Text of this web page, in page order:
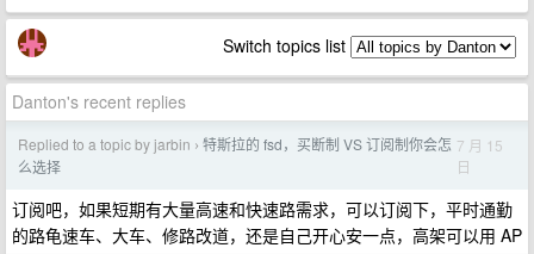
Switch topics list
Danton's recent replies
Replied to a topic by jarbin › 特斯拉的 fsd，买断制 VS 订阅制你会怎
么选择
7 月 15
日
订阅吧，如果短期有大量高速和快速路需求，可以订阅下，平时通勤
的路龟速车、大车、修路改道，还是自己开心安一点，高架可以用 AP